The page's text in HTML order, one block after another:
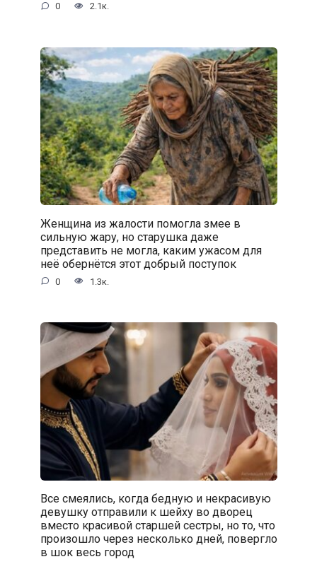
0 2.1к.
Женщина из жалости помогла змее в
сильную жару, но старушка даже
представить не могла, каким ужасом для
неё обернётся этот добрый поступок
0 1.3к.
Все смеялись, когда бедную и некрасивую
девушку отправили к шейху во дворец
вместо красивой старшей сестры, но то, что
произошло через несколько дней, повергло
в шок весь город